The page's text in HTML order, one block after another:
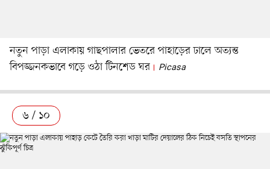
নতুন পাড়া এলাকায় গাছপালার ভেতরে পাহাড়ের ঢালে অত্যন্ত
বিপজ্জনকভাবে গড়ে ওঠা টিনশেড ঘর
Picasa
৬ / ১০